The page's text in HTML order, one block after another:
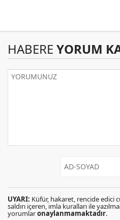
HABERE YORUM
UYARI: Küfür, hakaret, rencide edici
saldırı içeren, imla kuralları ile
yorumlaronaylanmamaktadır.